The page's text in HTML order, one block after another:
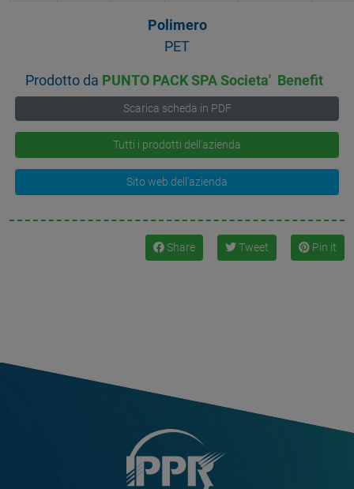
Polimero
PET
Prodotto da PUNTO PACK SPA Societa' Benefit
Scarica scheda in PDF
Tutti i prodotti dell'azienda
Sito web dell'azienda
Share Tweet Pin it